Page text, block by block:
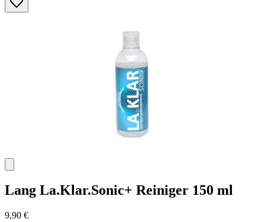
Sternen.
45
Lang La.Klar.Sonic+ Reiniger 150 ml
9,90 €